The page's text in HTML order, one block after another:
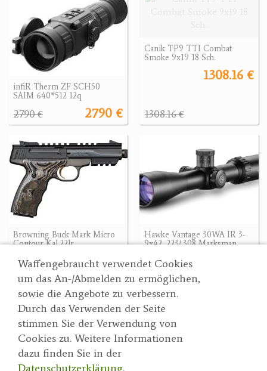
Waffengebraucht verwendet Cookies
um das An-/Abmelden zu ermöglichen,
sowie die Angebote zu verbessern.
Durch das Verwenden der Seite
stimmen Sie der Verwendung von
Cookies zu. Weitere Informationen
dazu finden Sie in der
Datenschutzerklärung.
infiR Therm ZF SCH50
SAIM 640*512 12q
2790 €
2790 €
Canik TP9 TTI Combat
Smoke 9x19 18 Sch.
1308.16 €
1308.16 €
Browning Buck Mark Micro
Contour Kal.22lr
1026.90 €
Hawke Vantage 30WA IR 3-
9x42 .223/.308 Marksman
Suche
Partner
AGBs
Datenschutzerklärung
Wertgarner 1820
Jagd & SporthandelsgmbH
Dr. Karl-Renner-Straße 48